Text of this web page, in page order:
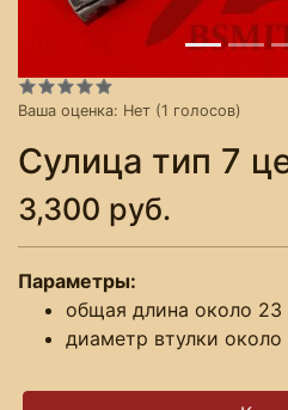
Ваша оценка: Нет (1 голосов)
Сулица тип 7
3,300 руб.
Параметры:
общая длина около 23
диаметр втулки